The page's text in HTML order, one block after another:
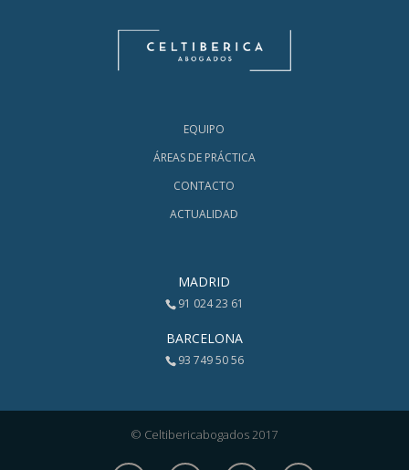
EQUIPO
ÁREAS DE PRÁCTICA
CONTACTO
ACTUALIDAD
MADRID
91 024 23 61
BARCELONA
93 749 50 56
© Celtibericabogados 2017